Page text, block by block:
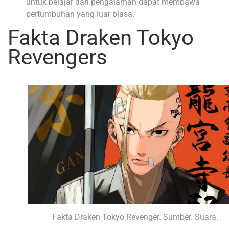
pertumbuhan yang luar biasa.
Fakta Draken Tokyo
Revengers
Fakta Draken Tokyo Revenger. Sumber. Suara.